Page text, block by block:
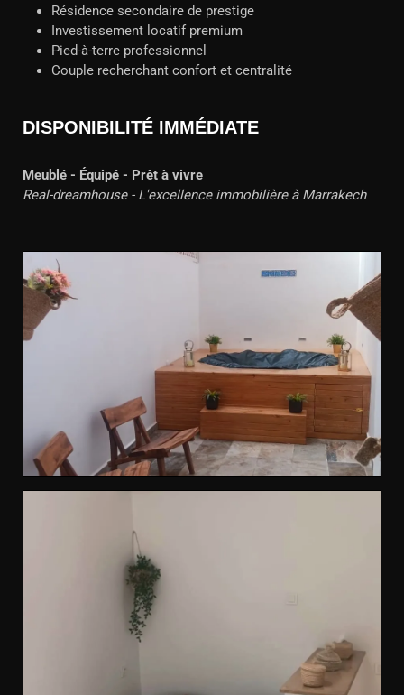
Résidence secondaire de prestige
Investissement locatif premium
Pied-à-terre professionnel
Couple recherchant confort et centralité
DISPONIBILITÉ IMMÉDIATE
Meublé - Équipé - Prêt à vivre
Real-dreamhouse - L'excellence immobilière à Marrakech